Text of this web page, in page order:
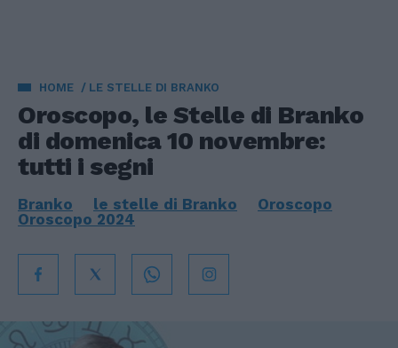
HOME LE STELLE DI BRANKO
Oroscopo, le Stelle di Branko
di domenica 10 novembre:
tutti i segni
Branko le stelle di Branko
Oroscopo
Oroscopo 2024